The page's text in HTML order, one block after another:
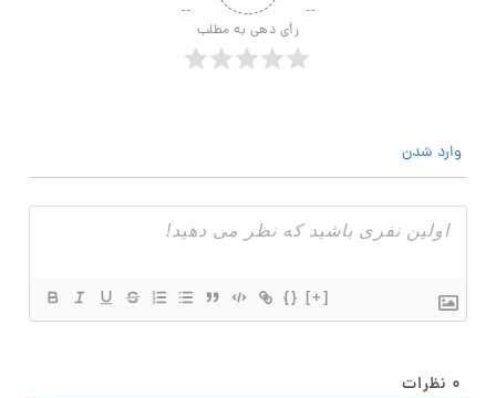
رأی دهی به مطلب
وارد شدن
{} [+]
۰ نظرات